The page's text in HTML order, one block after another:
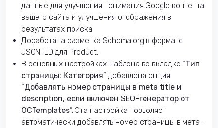
данные для улучшения понимания Google контента
вашего сайта и улучшения отображения в
результатах поиска.
Доработана разметка Schema.org в формате
JSON-LD для Product.
В основных настройках шаблона во вкладке “Тип
страницы: Категория” добавлена опция
“Добавлять номер страницы в meta title и
description, если включён SEO-генератор от
OCTemplates”. Эта настройка позволяет
автоматически добавлять номер страницы в мета-